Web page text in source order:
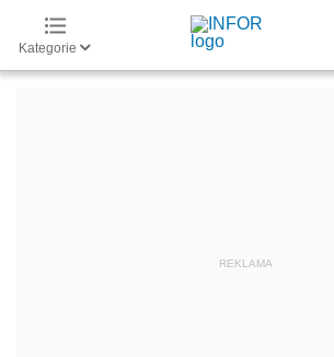
Kategorie